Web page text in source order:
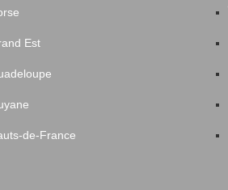
Est
de-France